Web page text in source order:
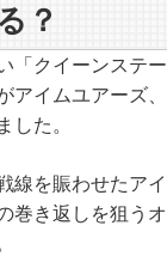
？
「クイーンステー
イムユアーズ、
した。
線を賑わせたアイ
巻き返しを狙うオ